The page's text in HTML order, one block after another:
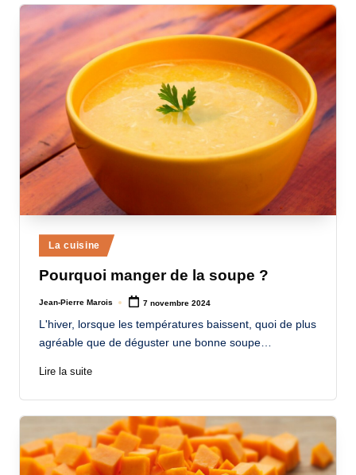
Posted
in
La cuisine
Pourquoi manger de la soupe ?
Posted
Jean-Pierre Marois 7 novembre 2024
L'hiver, lorsque les températures baissent, quoi de plus
agréable que de déguster une bonne soupe…
Lire la suite